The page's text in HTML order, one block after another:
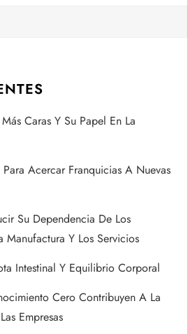
Caras Y Su Papel En La
Acercar Franquicias A Nuevas
Su Dependencia De Los
Y Los Servicios
Intestinal Y Equilibrio Corporal
Cero Contribuyen A La
Empresas